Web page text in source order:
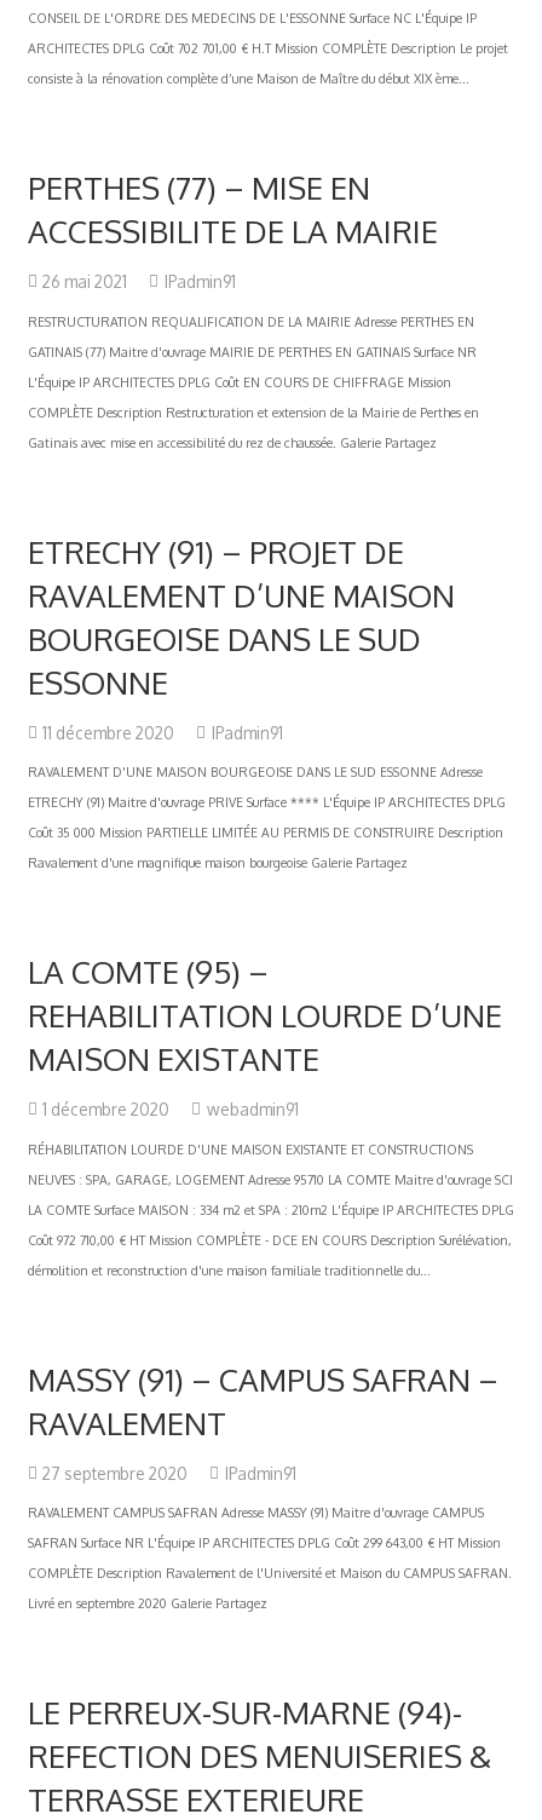
CONSEIL DE L'ORDRE DES MEDECINS DE L'ESSONNE Surface NC L'Équipe IP
ARCHITECTES DPLG Coût 702 701,00 € H.T Mission COMPLÈTE Description Le projet
consiste à la rénovation complète d’une Maison de Maître du début XIX ème...
PERTHES (77) – MISE EN
ACCESSIBILITE DE LA MAIRIE
26 mai 2021 IPadmin91
RESTRUCTURATION REQUALIFICATION DE LA MAIRIE Adresse PERTHES EN
GATINAIS (77) Maitre d'ouvrage MAIRIE DE PERTHES EN GATINAIS Surface NR
L'Équipe IP ARCHITECTES DPLG Coût EN COURS DE CHIFFRAGE Mission
COMPLÈTE Description Restructuration et extension de la Mairie de Perthes en
Gatinais avec mise en accessibilité du rez de chaussée. Galerie Partagez
ETRECHY (91) – PROJET DE
RAVALEMENT D’UNE MAISON
BOURGEOISE DANS LE SUD
ESSONNE
11 décembre 2020 IPadmin91
RAVALEMENT D'UNE MAISON BOURGEOISE DANS LE SUD ESSONNE Adresse
ETRECHY (91) Maitre d'ouvrage PRIVE Surface **** L'Équipe IP ARCHITECTES DPLG
Coût 35 000 Mission PARTIELLE LIMITÉE AU PERMIS DE CONSTRUIRE Description
Ravalement d'une magnifique maison bourgeoise Galerie Partagez
LA COMTE (95) –
REHABILITATION LOURDE D’UNE
MAISON EXISTANTE
1 décembre 2020 webadmin91
RÉHABILITATION LOURDE D'UNE MAISON EXISTANTE ET CONSTRUCTIONS
NEUVES : SPA, GARAGE, LOGEMENT Adresse 95710 LA COMTE Maitre d'ouvrage SCI
LA COMTE Surface MAISON : 334 m2 et SPA : 210m2 L'Équipe IP ARCHITECTES DPLG
Coût 972 710,00 € HT Mission COMPLÈTE - DCE EN COURS Description Surélévation,
démolition et reconstruction d'une maison familiale traditionnelle du...
MASSY (91) – CAMPUS SAFRAN –
RAVALEMENT
27 septembre 2020 IPadmin91
RAVALEMENT CAMPUS SAFRAN Adresse MASSY (91) Maitre d'ouvrage CAMPUS
SAFRAN Surface NR L'Équipe IP ARCHITECTES DPLG Coût 299 643,00 € HT Mission
COMPLÈTE Description Ravalement de l'Université et Maison du CAMPUS SAFRAN.
Livré en septembre 2020 Galerie Partagez
LE PERREUX-SUR-MARNE (94)-
REFECTION DES MENUISERIES &
TERRASSE EXTERIEURE